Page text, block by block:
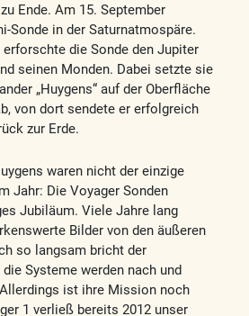
Ende. Am 15. September
Sonde in der Saturnatmospäre.
erforschte die Sonde den Jupiter
seinen Monden. Dabei setzte sie
„Huygens“ auf der Oberfläche
von dort sendete er erfolgreich
zur Erde.
waren nicht der einzige
Jahr: Die Voyager Sonden
Jubiläum. Viele Jahre lang
Bilder von den äußeren
so langsam bricht der
Systeme werden nach und
ist ihre Mission noch
1 verließ bereits 2012 unser